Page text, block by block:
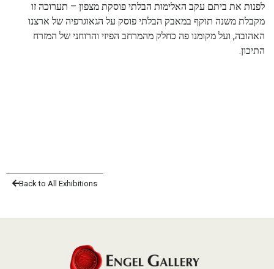
לפנות את ביתם עקב האלימות הבלתי פוסקת מצפון – תערוכה זו
מקבלת משנה תוקף במאבק הבלתי פוסק על הגאוגרפיה של ארצנו
האהובה, ועל מקומנו פה כחלק מהמרחב הפיזי והרוחני של המזרח
התיכון.
Back to All Exhibitions